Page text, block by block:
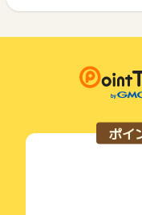
・過去にインストール
※広告クリックから（
・公共WiFiを使用して
・同じIPアドレスから
・インストール中に他
・広告ブロックを使用
い物を複数回ご利用さ
て一度でも同サービス
ご利用前には、Cookie
サービス・お買い物利
法がある場合、必ずサ
広告主が運営している
になる可能性もござい
ン期間が予告なしに変
れた時点の条件が適用
条件を達成しているか
っているため、広告主
ません。
そのため、ポイントタ
■関東：東京、神奈川
■九州：福岡、佐賀
■中国・四国：岡山
ポイ